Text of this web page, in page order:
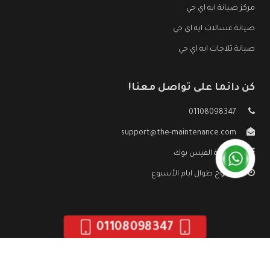
مركز صيانة ايه اي جي
صيانة غسالات ايه اي جي
صيانة ثلاجات ايه اي جي
كن دائما على تواصل معنا!
01108098347
support@the-maintenance.com
صفحة الفيس بوك
مفتوح طوال ايام الأسبوع
01108098347